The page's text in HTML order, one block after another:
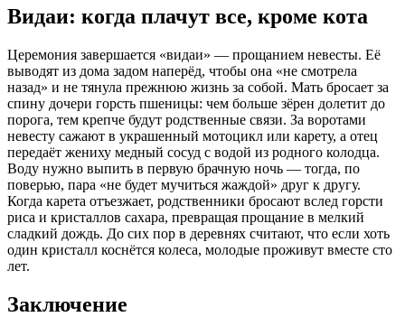
Видаи: когда плачут все, кроме кота
Церемония завершается «видаи» — прощанием невесты. Её
выводят из дома задом наперёд, чтобы она «не смотрела
назад» и не тянула прежнюю жизнь за собой. Мать бросает за
спину дочери горсть пшеницы: чем больше зёрен долетит до
порога, тем крепче будут родственные связи. За воротами
невесту сажают в украшенный мотоцикл или карету, а отец
передаёт жениху медный сосуд с водой из родного колодца.
Воду нужно выпить в первую брачную ночь — тогда, по
поверью, пара «не будет мучиться жаждой» друг к другу.
Когда карета отъезжает, родственники бросают вслед горсти
риса и кристаллов сахара, превращая прощание в мелкий
сладкий дождь. До сих пор в деревнях считают, что если хоть
один кристалл коснётся колеса, молодые проживут вместе сто
лет.
Заключение